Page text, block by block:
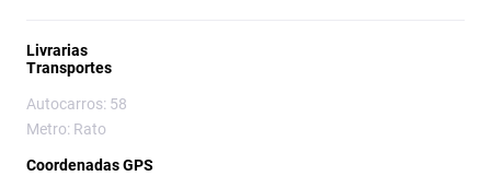
Livrarias
Transportes
Autocarros: 58
Metro: Rato
Coordenadas GPS